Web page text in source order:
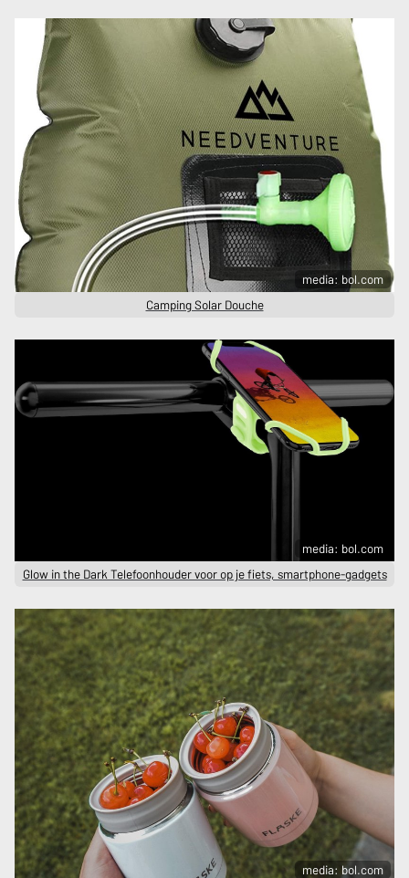
media: bol.com
Camping Solar Douche
media: bol.com
Glow in the Dark Telefoonhouder voor op je fiets, smartphone-gadgets
media: bol.com